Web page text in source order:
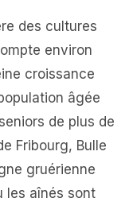
des cultures
environ
croissance
âgée
de plus de
Fribourg, Bulle
gruérienne
les aînés sont